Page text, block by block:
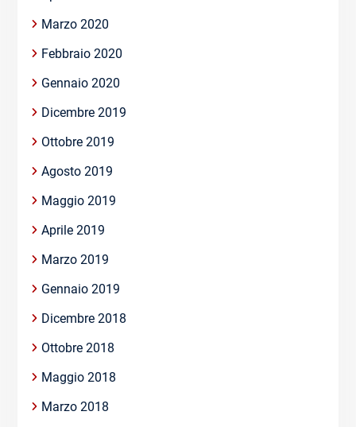
Marzo 2020
Febbraio 2020
Gennaio 2020
Dicembre 2019
Ottobre 2019
Agosto 2019
Maggio 2019
Aprile 2019
Marzo 2019
Gennaio 2019
Dicembre 2018
Ottobre 2018
Maggio 2018
Marzo 2018